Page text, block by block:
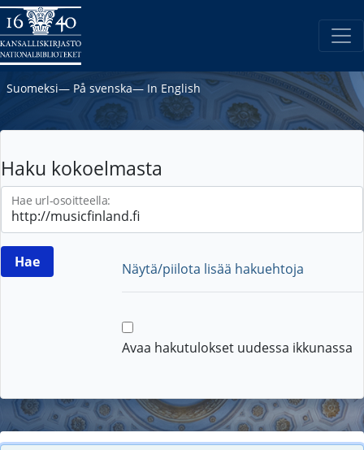
Suomeksi― På svenska― In English
Haku kokoelmasta
Hae url-osoitteella:
Näytä/piilota lisää hakuehtoja
Avaa hakutulokset uudessa ikkunassa